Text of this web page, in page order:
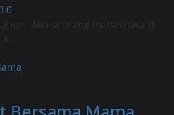
0
Aku seorang mahasiswa di